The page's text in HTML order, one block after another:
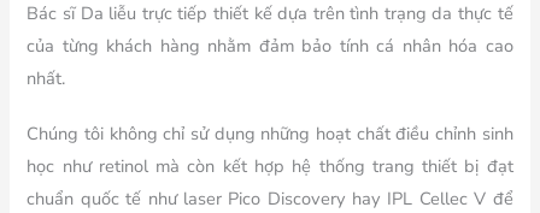
Bác sĩ Da liễu trực tiếp thiết kế dựa trên tình trạng da thực tế
của từng khách hàng nhằm đảm bảo tính cá nhân hóa cao
nhất.
Chúng tôi không chỉ sử dụng những hoạt chất điều chỉnh sinh
học như retinol mà còn kết hợp hệ thống trang thiết bị đạt
chuẩn quốc tế như laser Pico Discovery hay IPL Cellec V để